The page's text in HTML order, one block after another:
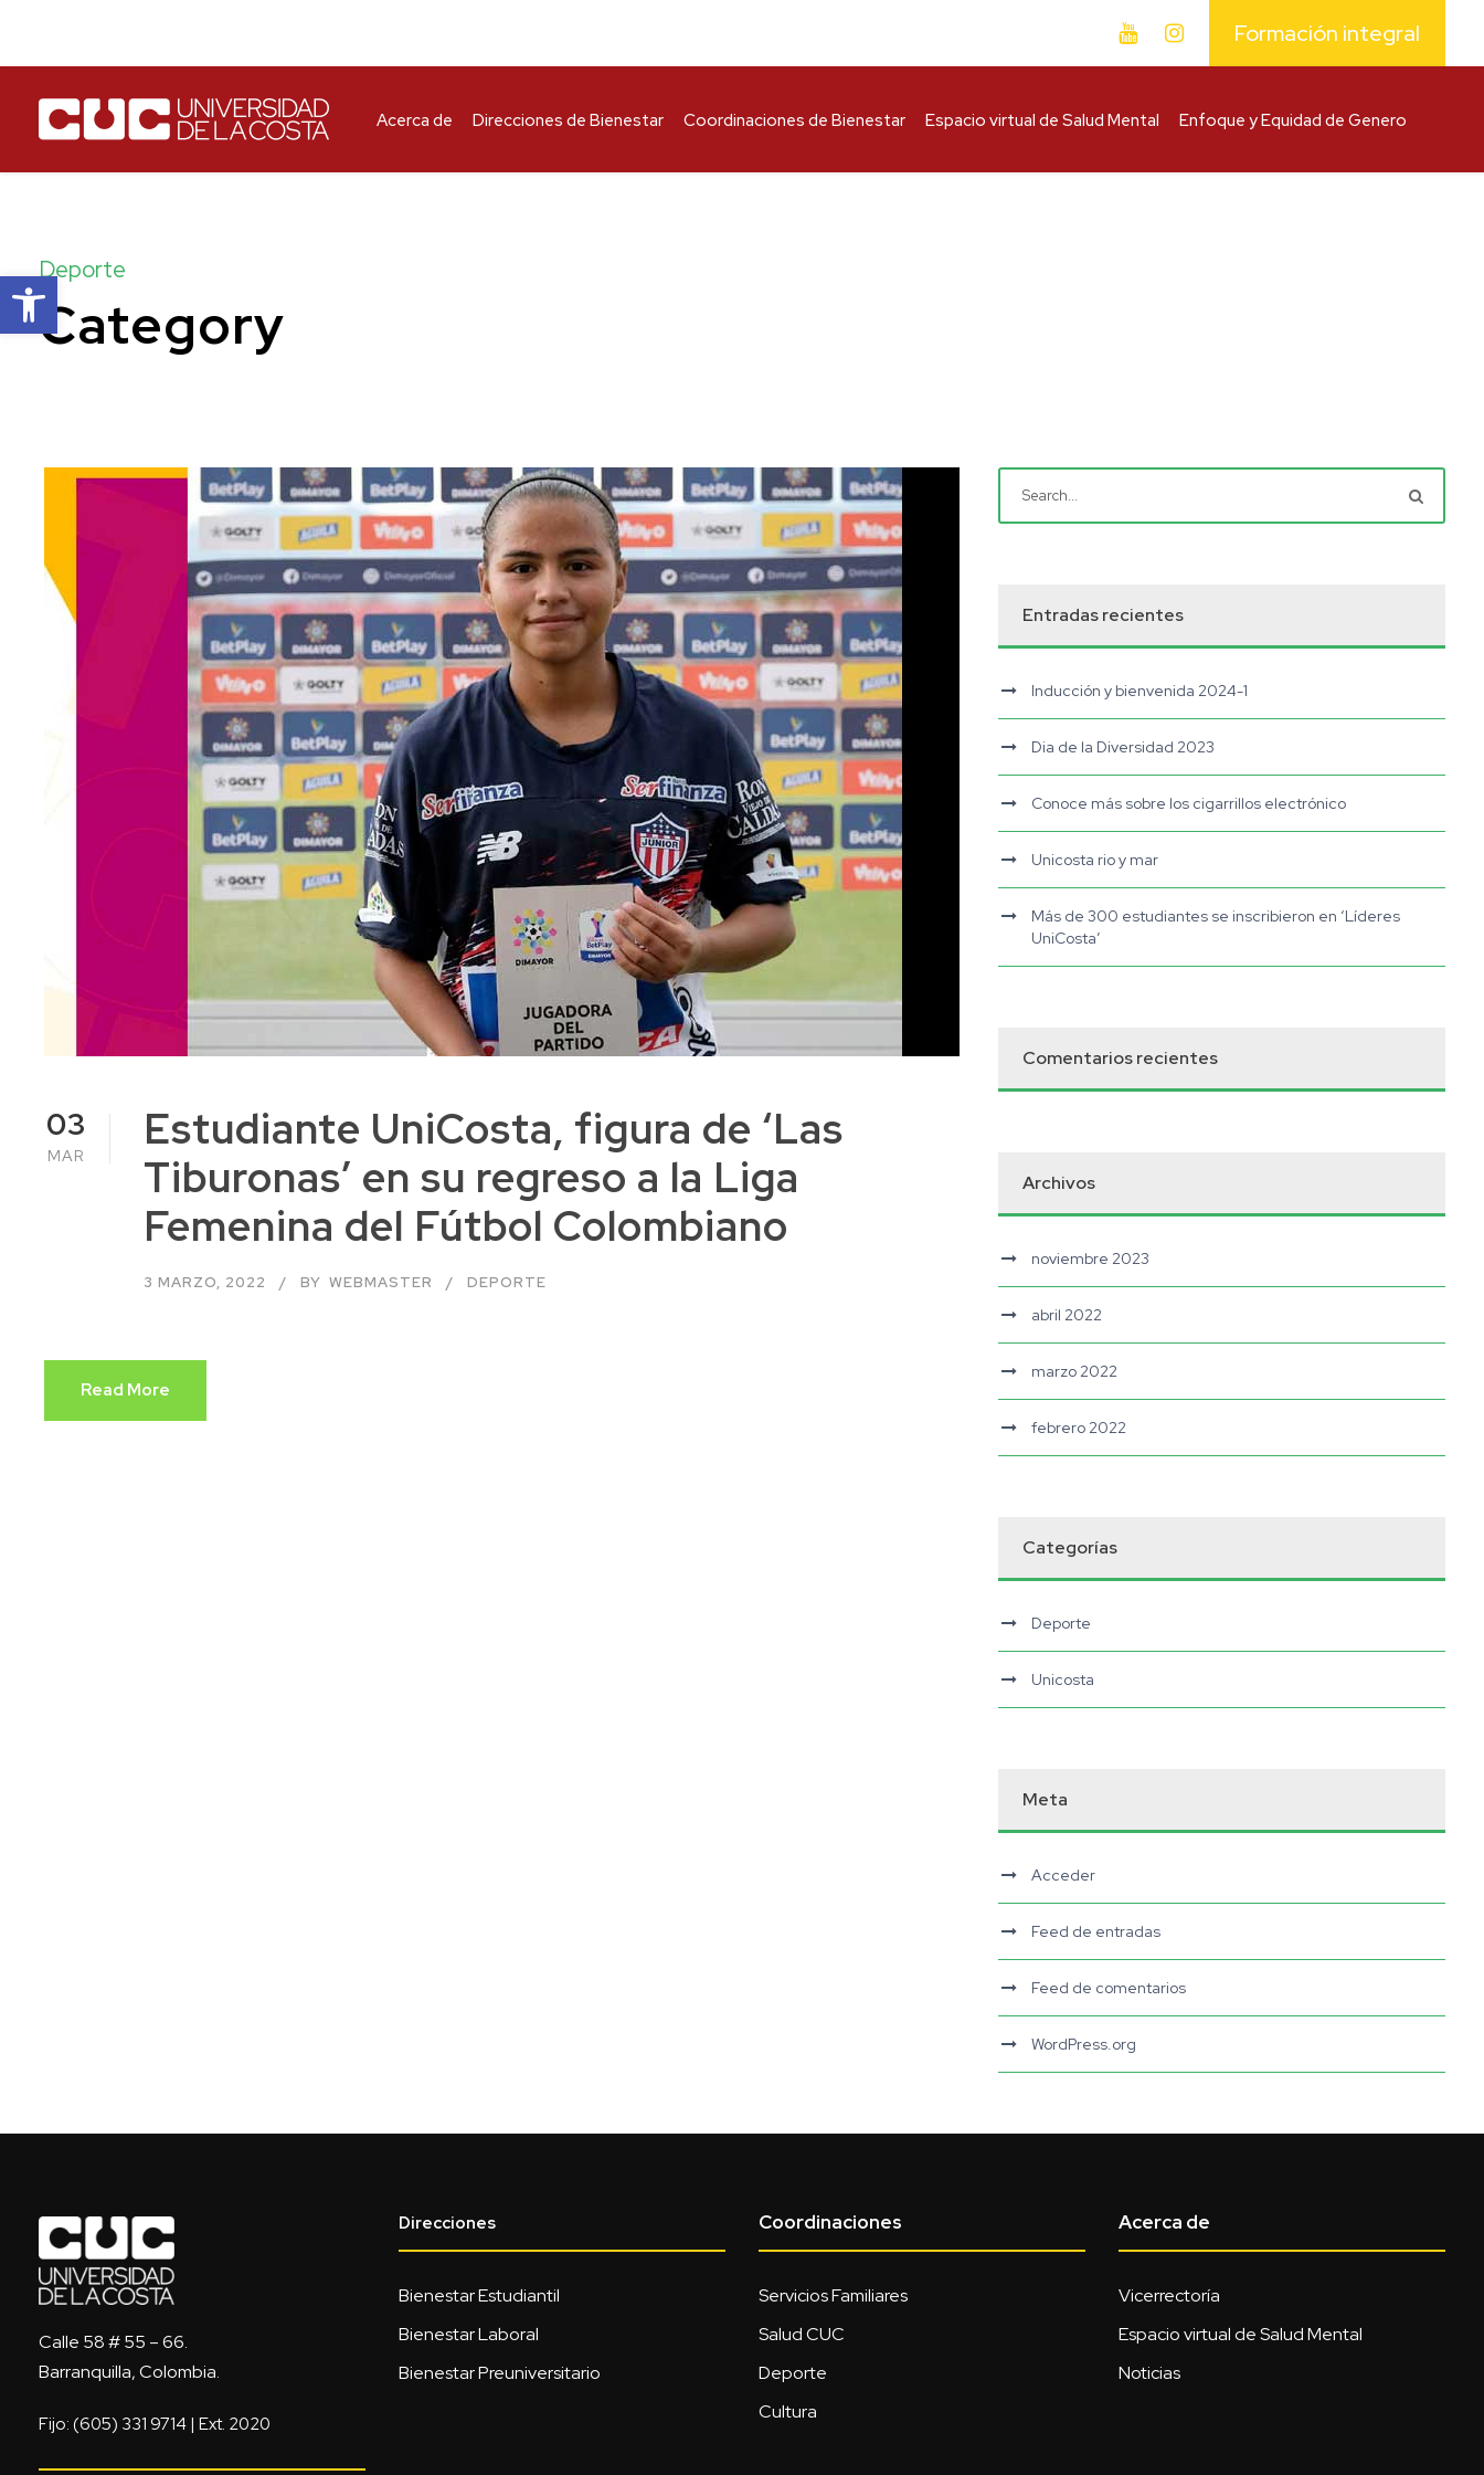
Abrir barra de herramientas
Formación integral
Acerca de Direcciones de Bienestar Coordinaciones de Bienestar Espacio virtual de Salud Mental Enfoque y Equidad de Genero
Deporte
Category
03
MAR
Estudiante UniCosta, figura de ‘Las
Tiburonas’ en su regreso a la Liga
Femenina del Fútbol Colombiano
3 MARZO, 2022 BY WEBMASTER DEPORTE
Read More
Entradas recientes
Inducción y bienvenida 2024-1
Dia de la Diversidad 2023
Conoce más sobre los cigarrillos electrónico
Unicosta rio y mar
Más de 300 estudiantes se inscribieron en ‘Líderes
UniCosta’
Comentarios recientes
Archivos
noviembre 2023
abril 2022
marzo 2022
febrero 2022
Categorías
Deporte
Unicosta
Meta
Acceder
Feed de entradas
Feed de comentarios
WordPress.org
Calle 58 # 55 – 66.
Barranquilla, Colombia.
Fijo: (605) 331 9714 | Ext. 2020
Direcciones
Bienestar Estudiantil
Bienestar Laboral
Bienestar Preuniversitario
Coordinaciones
Servicios Familiares
Salud CUC
Deporte
Cultura
Acerca de
Vicerrectoría
Espacio virtual de Salud Mental
Noticias